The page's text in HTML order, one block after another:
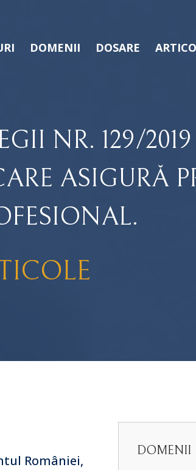
DOMENII DOSARE
NR. 129/
ASIGURĂ
României,
DOMENII